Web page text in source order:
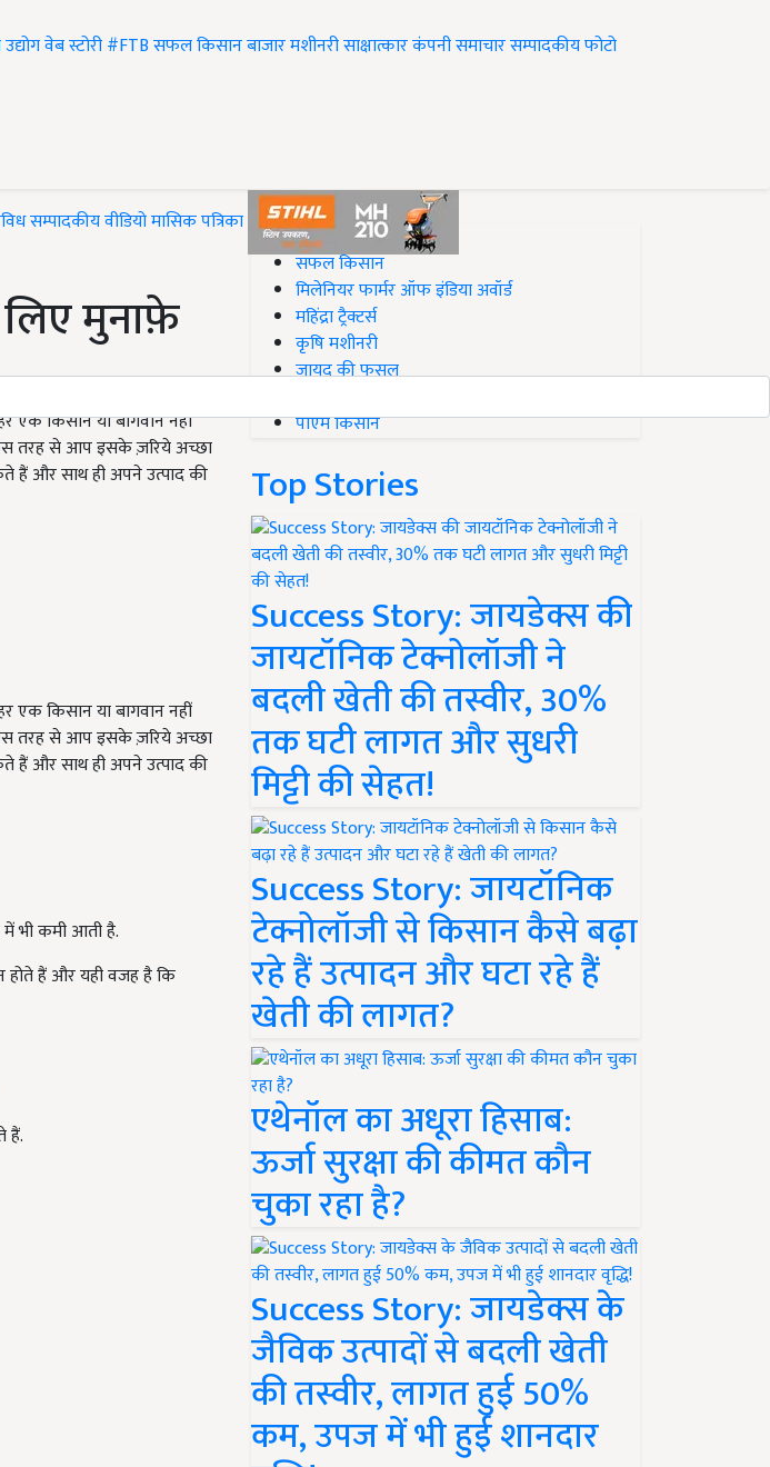
वेब स्टोरी#FTBसफल किसानबाजारमशीनरीसाक्षात्कारकंपनी समाचारसम्पादकीयफोटो
सम्पादकीयवीडियोमासिक पत्रिका
मुनाफ़े
एक किसान या बागवान नहीं
तरह से आप इसके ज़रिये अच्छा
और साथ ही अपने उत्पाद की
एक किसान या बागवान नहीं
तरह से आप इसके ज़रिये अच्छा
और साथ ही अपने उत्पाद की
भी कमी आती है.
होते हैं और यही वजह है कि
हैं.
#Top on Krishi Jagran
सफल किसान
मिलेनियर फार्मर ऑफ इंडिया अवॉर्ड
महिंद्रा ट्रैक्टर्स
कृषि मशीनरी
जायद की फसल
पीएम किसान
Top Stories
Success Story: जायडेक्स की
जायटॉनिक टेक्नोलॉजी ने
बदली खेती की तस्वीर, 30%
तक घटी लागत और सुधरी
मिट्टी की सेहत!
Success Story: जायटॉनिक
टेक्नोलॉजी से किसान कैसे बढ़ा
रहे हैं उत्पादन और घटा रहे हैं
खेती की लागत?
एथेनॉल का अधूरा हिसाब:
ऊर्जा सुरक्षा की कीमत कौन
चुका रहा है?
Success Story: जायडेक्स के
जैविक उत्पादों से बदली खेती
की तस्वीर, लागत हुई 50%
कम, उपज में भी हुई शानदार